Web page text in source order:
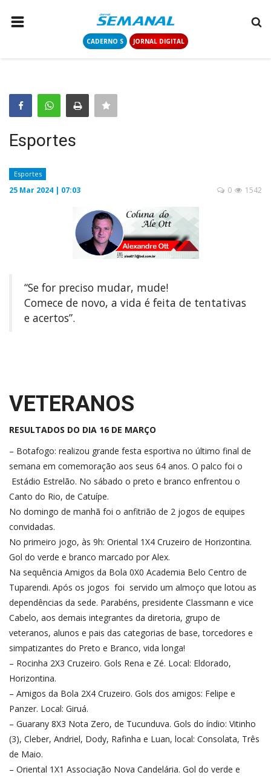
CADERNO S JORNAL DIGITAL
COLUNISTAS
CONTATO
LOGIN
CADASTRAR
JORNAL DIGITAL
Esportes
Esportes
25 Mar 2024 | 07:03 1542
0
“Se for preciso mudar, mude!
Comece de novo, a vida é feita de tentativas
e acertos”.
VETERANOS
RESULTADOS DO DIA 16 DE MARÇO
– Botafogo: realizou grande festa esportiva no último final de
semana em comemoração aos seus 64 anos. O palco foi o
Estádio Estrelão. No sábado o preto e branco enfrentou o
Canto do Rio, de Catuípe.
No domingo de manhã foi o anfitrião de 2 jogos de equipes
convidadas.
No primeiro jogo, às 9h: Oriental 1X4 Cruzeiro de Horizontina.
Gol do verde e branco marcado por Alex.
Na sequência Amigos da Bola 0X0 Academia Belo Centro de
Tuparendi. Após os jogos foi servido um almoço que lotou as
dependências da sede. Parabéns, presidente Classmann e vice
Cabelo, aos demais integrantes da diretoria, grupo de
veteranos, alunos e pais das categorias de base, torcedores e
simpatizantes do Preto e Branco, vida longa!
– Rocinha 2X3 Cruzeiro. Gols Rena e Zé. Local: Eldorado,
Horizontina.
– Amigos da Bola 2X4 Cruzeiro. Gols dos amigos: Felipe e
Panzer. Local: Giruá.
– Guarany 8X3 Nota Zero, de Tucunduva. Gols do índio: Vitinho
(3), Cleber, Andriel, Dody, Rafinha e Luan, local: Consolata, Três
de Maio.
– Oriental 1X1 Associação Nova Candelária. Gol do verde e